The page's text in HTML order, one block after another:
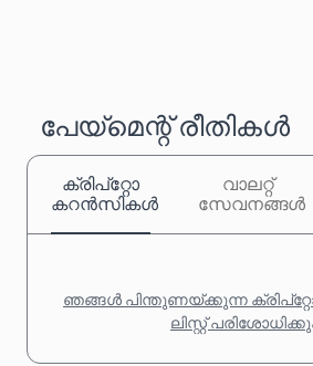
പേയ്‌മെന്റ് രീതികൾ
ക്രിപ്‌റ്റോ
കറൻസികൾ
വാലറ്റ്
സേവനങ്ങൾ
ഞങ്ങൾ പിന്തുണയ്ക്കുന്ന
ലിസ്റ്റ്